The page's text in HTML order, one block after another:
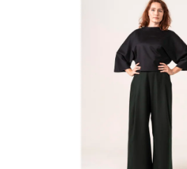
hviezdičiek.